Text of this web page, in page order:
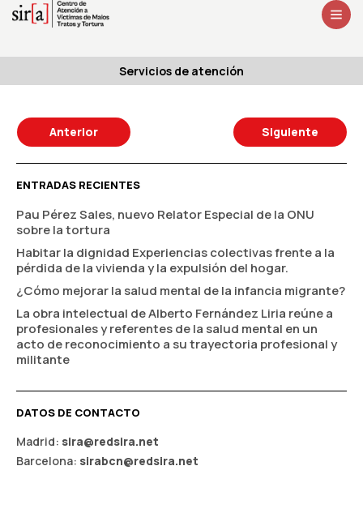
Servicios de atención
Anterior Siguiente
ENTRADAS RECIENTES
Pau Pérez Sales, nuevo Relator Especial de la ONU
sobre la tortura
Habitar la dignidad Experiencias colectivas frente a la
pérdida de la vivienda y la expulsión del hogar.
¿Cómo mejorar la salud mental de la infancia migrante?
La obra intelectual de Alberto Fernández Liria reúne a
profesionales y referentes de la salud mental en un
acto de reconocimiento a su trayectoria profesional y
militante
DATOS DE CONTACTO
Madrid: sira@redsira.net
Barcelona: sirabcn@redsira.net